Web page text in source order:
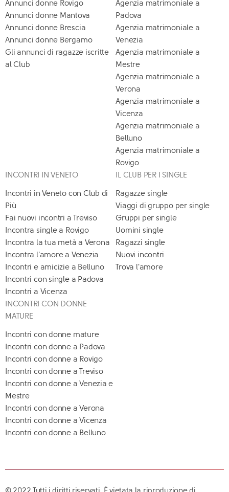
Annunci donne Rovigo
Annunci donne Mantova
Annunci donne Brescia
Annunci donne Bergamo
Gli annunci di ragazze iscritte
al Club
Agenzia matrimoniale a
Padova
Agenzia matrimoniale a
Venezia
Agenzia matrimoniale a
Mestre
Agenzia matrimoniale a
Verona
Agenzia matrimoniale a
Vicenza
Agenzia matrimoniale a
Belluno
Agenzia matrimoniale a
Rovigo
INCONTRI IN VENETO
Incontri in Veneto con Club di
Più
Fai nuovi incontri a Treviso
Incontra single a Rovigo
Incontra la tua metà a Verona
Incontra l'amore a Venezia
Incontri e amicizie a Belluno
Incontri con single a Padova
Incontri a Vicenza
IL CLUB PER I SINGLE
Ragazze single
Viaggi di gruppo per single
Gruppi per single
Uomini single
Ragazzi single
Nuovi incontri
Trova l'amore
INCONTRI CON DONNE
MATURE
Incontri con donne mature
Incontri con donne a Padova
Incontri con donne a Rovigo
Incontri con donne a Treviso
Incontri con donne a Venezia e
Mestre
Incontri con donne a Verona
Incontri con donne a Vicenza
Incontri con donne a Belluno